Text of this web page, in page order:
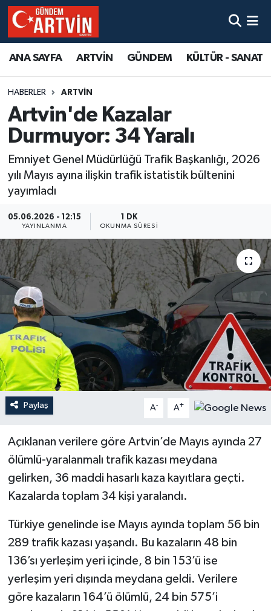
ANA SAYFA ARTVİN GÜNDEM KÜLTÜR - SANAT
HABERLER ARTVİN
Artvin'de Kazalar
Durmuyor: 34 Yaralı
Emniyet Genel Müdürlüğü Trafik Başkanlığı, 2026
yılı Mayıs ayına ilişkin trafik istatistik bültenini
yayımladı
05.06.2026 - 12:15
YAYINLANMA
1 DK
OKUNMA SÜRESI
Paylaş A- A+
Açıklanan verilere göre Artvin’de Mayıs ayında 27
ölümlü-yaralanmalı trafik kazası meydana
gelirken, 36 maddi hasarlı kaza kayıtlara geçti.
Kazalarda toplam 34 kişi yaralandı.
Türkiye genelinde ise Mayıs ayında toplam 56 bin
289 trafik kazası yaşandı. Bu kazaların 48 bin
136’sı yerleşim yeri içinde, 8 bin 153’ü ise
yerleşim yeri dışında meydana geldi. Verilere
göre kazaların 164’ü ölümlü, 24 bin 575’i